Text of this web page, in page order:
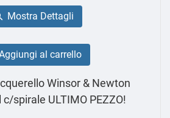
base
Mostra Dettagli
al carrello